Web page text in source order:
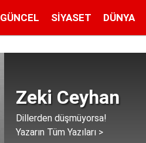
GÜNCEL SIYASET DÜNYA
Zeki Ceyhan
Dillerden düşmüyorsa!
Yazarın Tüm Yazıları >